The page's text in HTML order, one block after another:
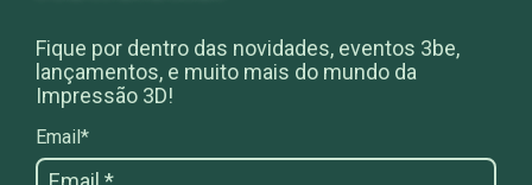
Fique por dentro das novidades, eventos 3be,
lançamentos, e muito mais do mundo da
Impressão 3D!
Email*